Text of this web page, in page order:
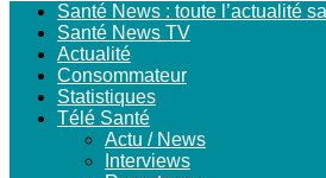
Santé News : toute l’actualité
Santé News TV
Actualité
Consommateur
Statistiques
Télé Santé
Actu / News
Interviews